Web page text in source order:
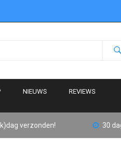
NIEUWS REVIEWS
verzonden! 30